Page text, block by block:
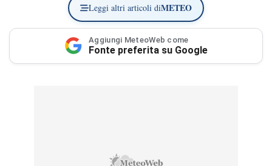
Leggi altri articoli diMETEO
Aggiungi MeteoWeb come
Fonte preferita su Google